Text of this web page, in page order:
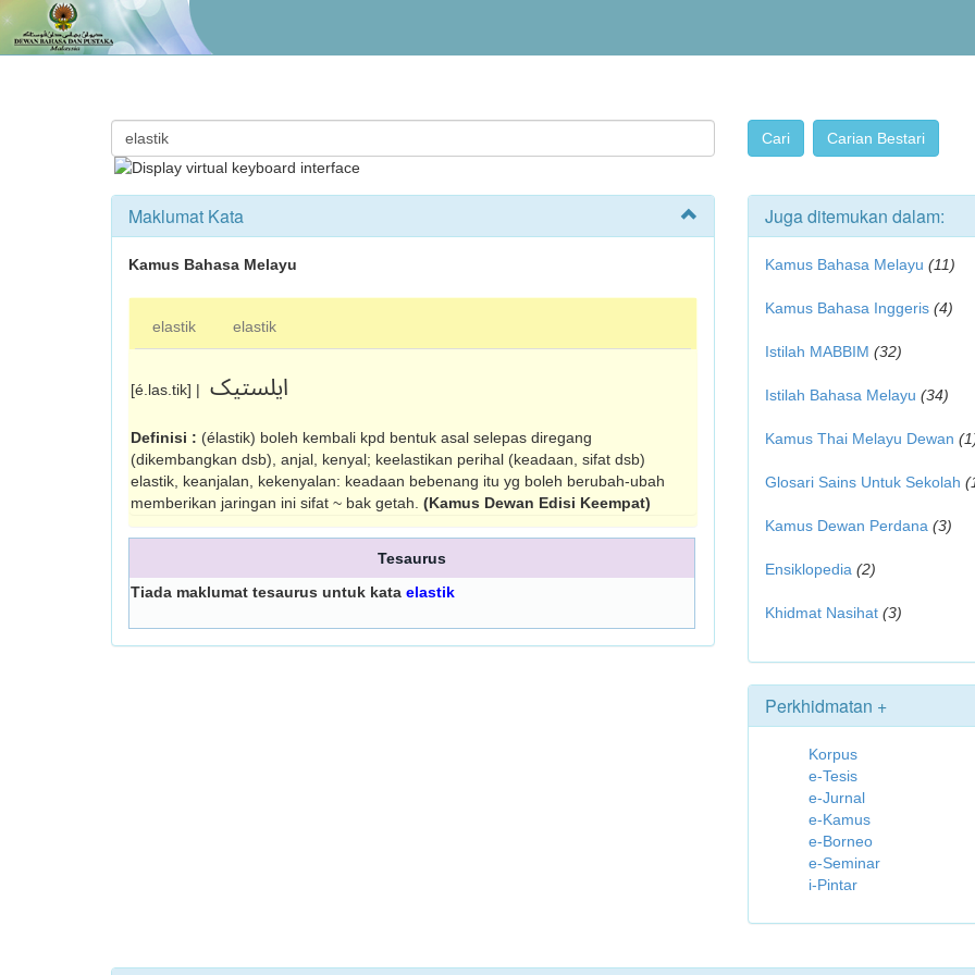
Maklumat Kata
Kamus Bahasa Melayu
elastik elastik
[é.las.tik] | ايلستيک
Definisi : (élastik) boleh kembali kpd bentuk asal selepas diregang
(dikembangkan dsb), anjal, kenyal; keelastikan perihal (keadaan, sifat dsb)
elastik, keanjalan, kekenyalan: keadaan bebenang itu yg boleh berubah-ubah
memberikan jaringan ini sifat ~ bak getah. (Kamus Dewan Edisi Keempat)
Tesaurus
Tiada maklumat tesaurus untuk kata elastik
Juga ditemukan dalam:
Kamus Bahasa Melayu (11)
Kamus Bahasa Inggeris (4)
Istilah MABBIM (32)
Istilah Bahasa Melayu (34)
Kamus Thai Melayu Dewan
Glosari Sains Untuk Sekolah
Kamus Dewan Perdana (3)
Ensiklopedia (2)
Khidmat Nasihat (3)
Perkhidmatan +
Korpus
e-Tesis
e-Jurnal
e-Kamus
e-Borneo
e-Seminar
i-Pintar